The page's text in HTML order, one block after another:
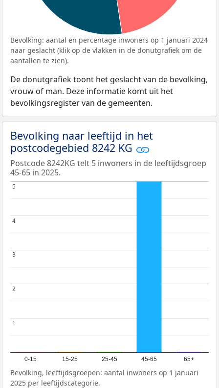
Bevolking: aantal en percentage inwoners op 1 januari 2024
naar geslacht (klik op de vlakken in de donutgrafiek om de
aantallen te zien).
De donutgrafiek toont het geslacht van de bevolking,
vrouw of man. Deze informatie komt uit het
bevolkingsregister van de gemeenten.
Bevolking naar leeftijd in het
postcodegebied 8242 KG
Postcode 8242KG telt 5 inwoners in de leeftijdsgroep
45-65 in 2025.
0-15 15-25 25-45 45-65 65+
11
2
2
3
3
4
4
5
5
Bevolking, leeftijdsgroepen: aantal inwoners op 1 januari
2025 per leeftijdscategorie.